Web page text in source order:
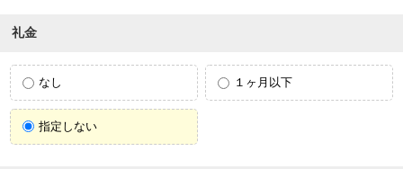
礼金
なし １ヶ月以下
指定しない